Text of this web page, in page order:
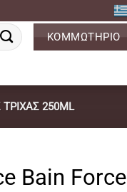
ΚΟΜΜΩΤΗΡΙΟ
250ML
Bain Force